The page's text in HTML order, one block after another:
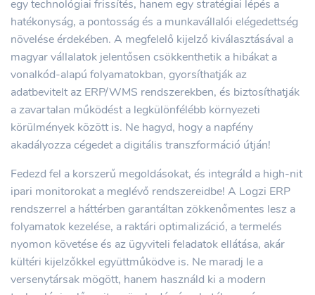
egy technológiai frissítés, hanem egy stratégiai lépés a
hatékonyság, a pontosság és a munkavállalói elégedettség
növelése érdekében. A megfelelő kijelző kiválasztásával a
magyar vállalatok jelentősen csökkenthetik a hibákat a
vonalkód-alapú folyamatokban, gyorsíthatják az
adatbevitelt az ERP/WMS rendszerekben, és biztosíthatják
a zavartalan működést a legkülönfélébb környezeti
körülmények között is. Ne hagyd, hogy a napfény
akadályozza cégedet a digitális transzformáció útján!
Fedezd fel a korszerű megoldásokat, és integráld a high-nit
ipari monitorokat a meglévő rendszereidbe! A Logzi ERP
rendszerrel a háttérben garantáltan zökkenőmentes lesz a
folyamatok kezelése, a raktári optimalizáció, a termelés
nyomon követése és az ügyviteli feladatok ellátása, akár
kültéri kijelzőkkel együttműködve is. Ne maradj le a
versenytársak mögött, hanem használd ki a modern